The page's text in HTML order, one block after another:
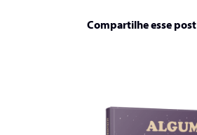
Compartilhe esse post